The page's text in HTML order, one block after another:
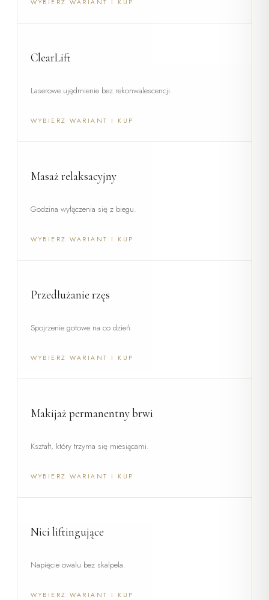
WYBIERZ WARIANT I KUP
ClearLift
Laserowe ujędrnienie bez rekonwalescencji.
WYBIERZ WARIANT I KUP
Masaż relaksacyjny
Godzina wyłączenia się z biegu.
WYBIERZ WARIANT I KUP
Przedłużanie rzęs
Spojrzenie gotowe na co dzień.
WYBIERZ WARIANT I KUP
Makijaż permanentny brwi
Kształt, który trzyma się miesiącami.
WYBIERZ WARIANT I KUP
Nici liftingujące
Napięcie owalu bez skalpela.
WYBIERZ WARIANT I KUP